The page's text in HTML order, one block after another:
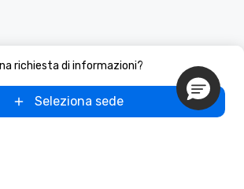
richiesta di informazioni?
Seleziona sede